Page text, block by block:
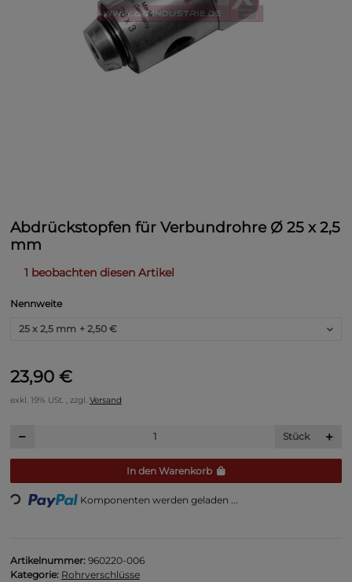
Abdrückstopfen für Verbundrohre Ø 25 x 2,5
mm
1 beobachten diesen Artikel
Nennweite
25 x 2,5 mm + 2,50 €
23,90 €
exkl. 19% USt. , zzgl. Versand
Stück
In den Warenkorb
Komponenten werden geladen ...
Artikelnummer: 960220-006
Kategorie: Rohrverschlüsse